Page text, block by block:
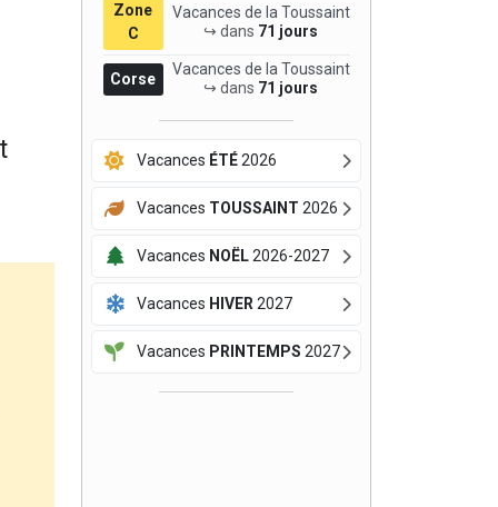
Zone
C
Vacances de la Toussaint
↪ dans 71 jours
Corse
Vacances de la Toussaint
↪ dans 71 jours
Vacances ÉTÉ2026
Vacances TOUSSAINT 2026
Vacances NOËL2026-2027
Vacances HIVER 2027
Vacances PRINTEMPS 2027